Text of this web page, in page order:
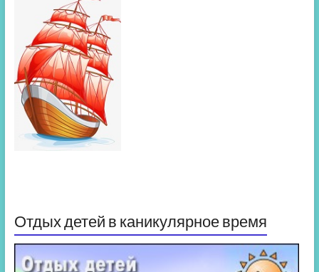
Отдых детей в каникулярное время